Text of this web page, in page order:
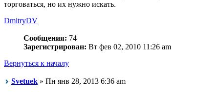
торговаться, но их нужно искать.
DmitryDV
Сообщения: 74
Зарегистрирован: Вт фев 02, 2010 11:26 am
Вернуться к началу
Svetuek » Пн янв 28, 2013 6:36 am